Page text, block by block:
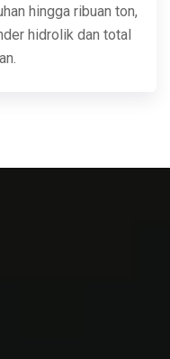
hingga ribuan ton,
hidrolik dan total